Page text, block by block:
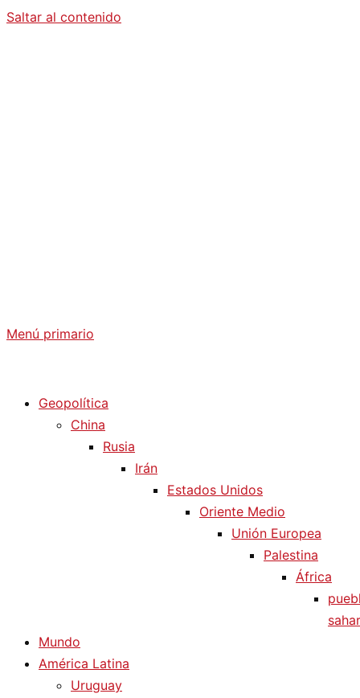
Saltar al contenido
Menú primario
Geopolítica
China
Rusia
Irán
Estados Unidos
Oriente Medio
Unión Europea
Palestina
África
Mundo
América Latina
Uruguay